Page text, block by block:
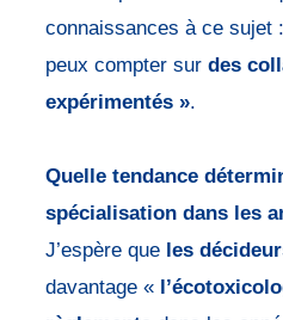
connaissances à ce sujet
peux compter sur des
expérimentés ».
Quelle tendance
spécialisation dans les
J’espère que les
davantage «